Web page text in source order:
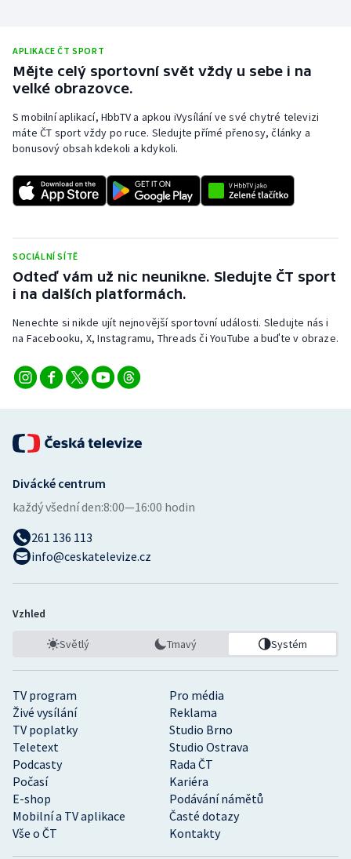
APLIKACE ČT SPORT
Mějte celý sportovní svět vždy u sebe i na
velké obrazovce.
S mobilní aplikací, HbbTV a apkou iVysílání ve své chytré televizi
máte ČT sport vždy po ruce. Sledujte přímé přenosy, články a
bonusový obsah kdekoli a kdykoli.
SOCIÁLNÍ SÍTĚ
Odteď vám už nic neunikne. Sledujte ČT sport
i na dalších platformách.
Nenechte si nikde ujít nejnovější sportovní události. Sledujte nás i
na Facebooku, X, Instagramu, Threads či YouTube a buďte v obraze.
TV program
Pro média
Živé vysílání
Reklama
TV poplatky
Studio Brno
Teletext
Studio Ostrava
Podcasty
Rada ČT
Počasí
Kariéra
E-shop
Podávání námětů
Mobilní a TV aplikace
Časté dotazy
Vše o ČT
Kontakty
Divácké centrum
každý všední den:8:00—16:00 hodin
261 136 113
info@ceskatelevize.cz
Vzhled
Světlý Tmavý Systém